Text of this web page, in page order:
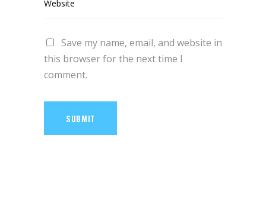
Save my name, email, and website in
this browser for the next time I
comment.
SUBMIT